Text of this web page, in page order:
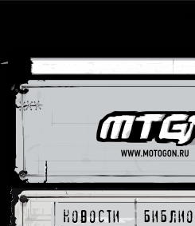
новости